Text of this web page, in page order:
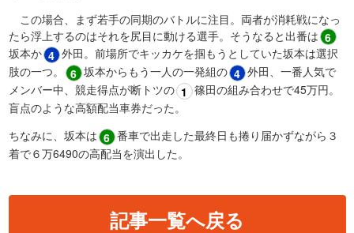
この場合、まず若手の同期のバトルに注目。両者が消耗戦になっ
たら浮上するのはそれを尻目に動ける選手。そうなると出番は 6
坂本か 4 ​外田。前場所でキッカケを掴もうとしていた坂本は選択
肢の一つ。
6 ​坂本からもう一人の一発組の 4 ​外田、一番人気で
メンバー中、競走得点が断トツの 1 ​篠田の組み合わせで45万円。
盲点のような高額配当車券だった。
ちなみに、坂本は 6 ​番車で出走した最終日も捲り届かずながら３
着で６万6490の高配当を演出した。
記事一覧へ戻る